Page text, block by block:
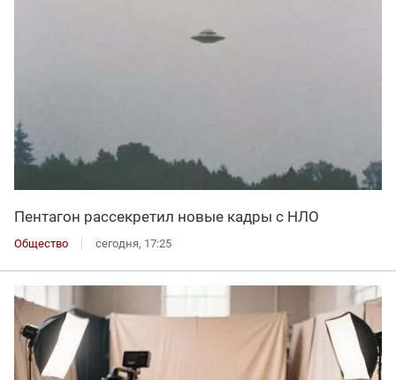
Пентагон рассекретил новые кадры с НЛО
Общество сегодня, 17:25